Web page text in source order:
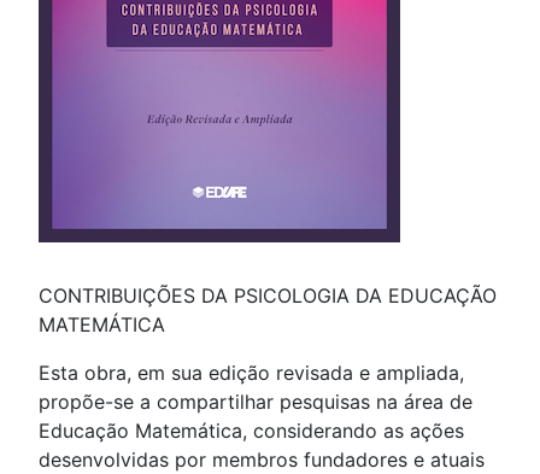
CONTRIBUIÇÕES DA PSICOLOGIA DA EDUCAÇÃO
MATEMÁTICA
Esta obra, em sua edição revisada e ampliada,
propõe-se a compartilhar pesquisas na área de
Educação Matemática, considerando as ações
desenvolvidas por membros fundadores e atuais